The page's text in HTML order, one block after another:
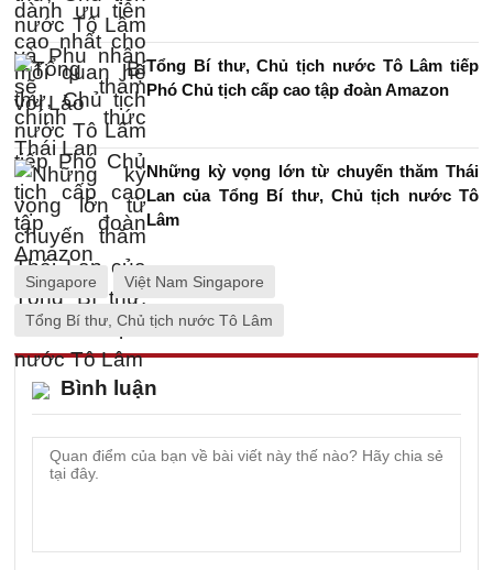
Tổng Bí thư, Chủ tịch nước Tô Lâm tiếp
Phó Chủ tịch cấp cao tập đoàn Amazon
Những kỳ vọng lớn từ chuyến thăm Thái
Lan của Tổng Bí thư, Chủ tịch nước Tô
Lâm
Singapore Việt Nam Singapore
Tổng Bí thư, Chủ tịch nước Tô Lâm
Bình luận